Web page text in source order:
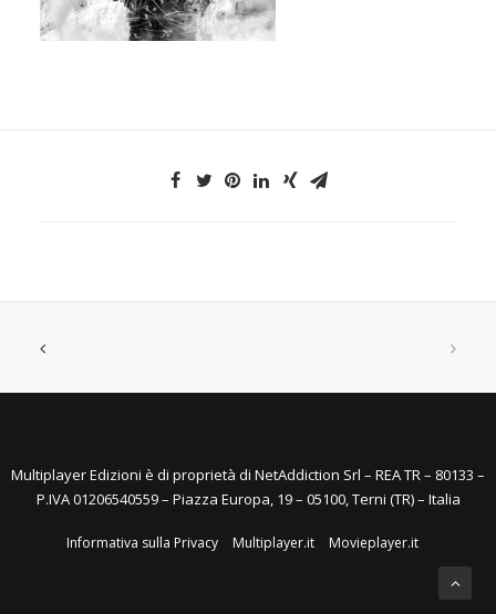
Multiplayer Edizioni è di proprietà di NetAddiction Srl – REA TR – 80133 –
P.IVA 01206540559 – Piazza Europa, 19 – 05100, Terni (TR) – Italia
Informativa sulla Privacy Multiplayer.it Movieplayer.it